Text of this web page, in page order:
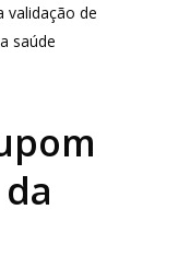
validação de
saúde